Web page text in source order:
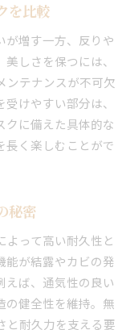
を比較
が増す一方、反りや
しさを保つには、
ンテナンスが不可欠
けやすい部分は、
クに備えた具体的な
長く楽しむことがで
秘密
よって高い耐久性と
能が結露やカビの発
えば、通気性の良い
の健全性を維持。無
と耐久力を支える要